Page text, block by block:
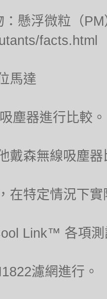
：懸浮微粒（
facts.html
馬達
塵器進行比較。
戴森無線吸塵器
在特定情況下
Link™ 各項測
濾網進行。